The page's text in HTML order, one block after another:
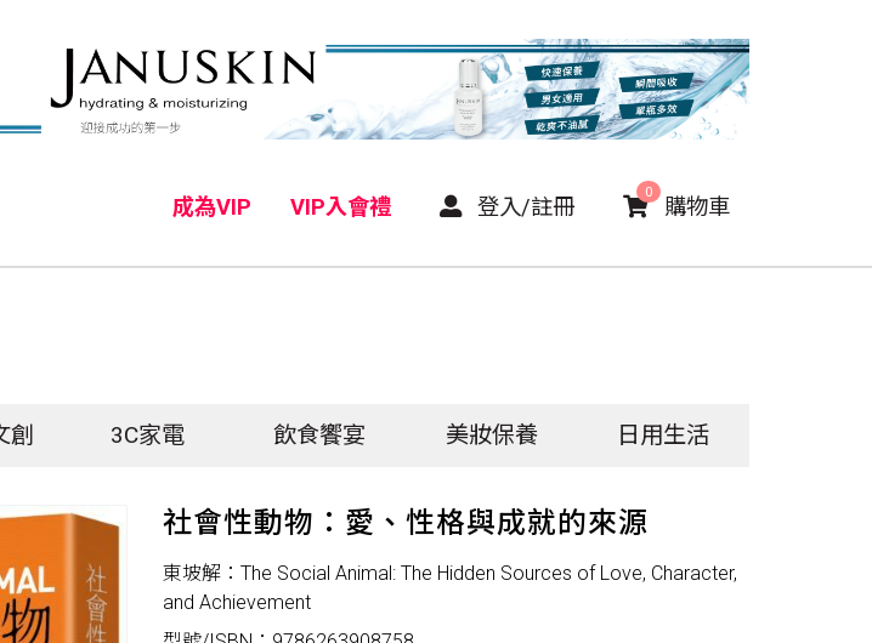
成為VIP VIP入會禮 登入/註冊 購物車
0
創 3C家電 飲食饗宴 美妝保養 日用生活
社會性動物：愛、性格與成就的來源
東坡解：The Social Animal: The Hidden Sources of Love, Character,
and Achievement